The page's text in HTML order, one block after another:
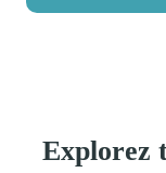
Explorez